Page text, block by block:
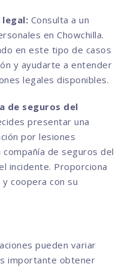
legal: Consulta a un
en Chowchilla.
en este tipo de casos
y ayudarte a entender
legales disponibles.
de seguros del
presentar una
por lesiones
de seguros del
incidente. Proporciona
coopera con su
pueden variar
importante obtener